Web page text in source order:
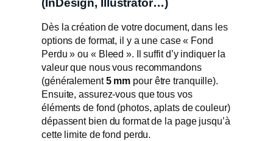
(InDesign, Illustrator…)
Dès la création de votre document, dans les
options de format, il y a une case « Fond
Perdu » ou « Bleed ». Il suffit d’y indiquer la
valeur que nous vous recommandons
(généralement5 mm pour être tranquille).
Ensuite, assurez-vous que tous vos
éléments de fond (photos, aplats de couleur)
dépassent bien du format de la page jusqu’à
cette limite de fond perdu.